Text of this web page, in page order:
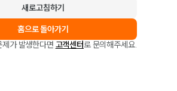
새로고침하기
홈으로 돌아가기
가 발생한다면 고객센터로 문의해주세요.